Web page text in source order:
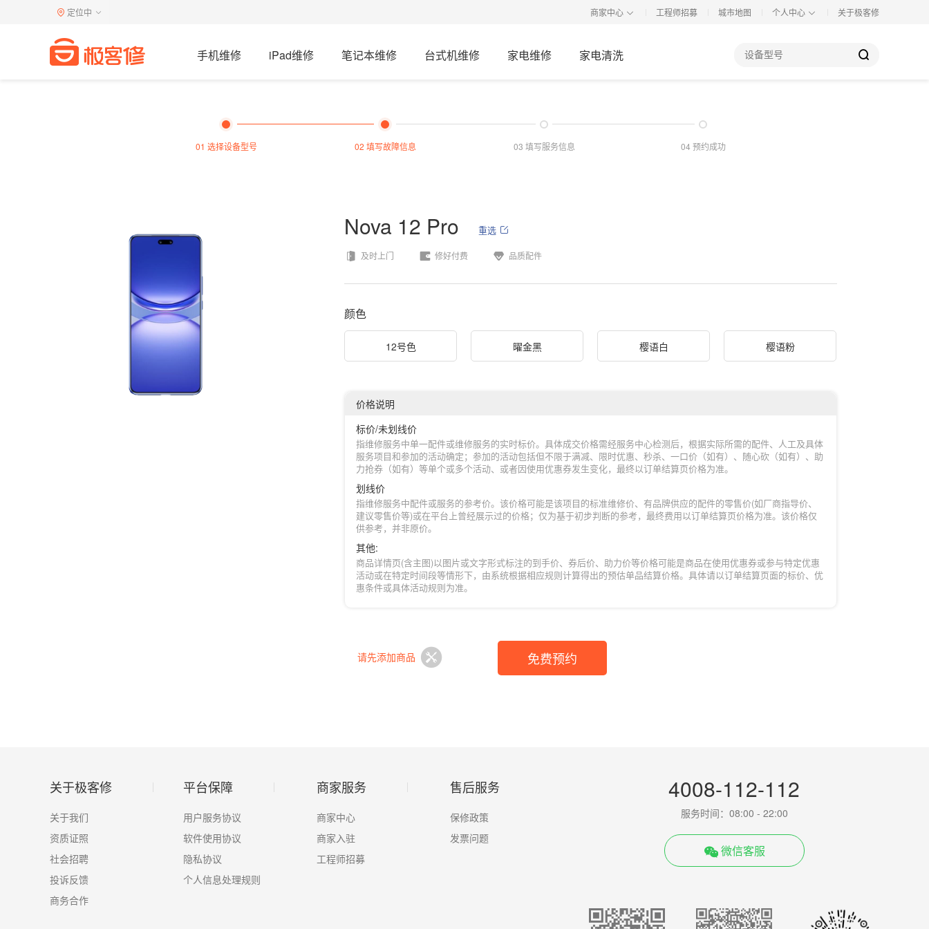
定位中 商家中心 工程师招募 城市地图 个人中心 关于极客修
手机维修 iPad维修 笔记本维修 台式机维修 家电维修 家电清洗
01 选择设备型号 02 填写故障信息 03 填写服务信息 04 预约成功
Nova 12 Pro 重选
及时上门 修好付费 品质配件
颜色
12号色 曜金黑 樱语白 樱语粉
价格说明
标价/未划线价
指维修服务中单一配件或维修服务的实时标价。具体成交价格需经服务中心检测后，根据实际所需的配件、人工及具体
服务项目和参加的活动确定；参加的活动包括但不限于满减、限时优惠、秒杀、一口价（如有）、随心砍（如有）、助
力抢券（如有）等单个或多个活动、或者因使用优惠券发生变化，最终以订单结算页价格为准。
划线价
指维修服务中配件或服务的参考价。该价格可能是该项目的标准维修价、有品牌供应的配件的零售价(如厂商指导价、
建议零售价等)或在平台上曾经展示过的价格；仅为基于初步判断的参考，最终费用以订单结算页价格为准。该价格仅
供参考，并非原价。
其他:
商品详情页(含主图)以图片或文字形式标注的到手价、券后价、助力价等价格可能是商品在使用优惠券或参与特定优惠
活动或在特定时间段等情形下，由系统根据相应规则计算得出的预估单品结算价格。具体请以订单结算页面的标价、优
惠条件或具体活动规则为准。
请先添加商品 免费预约
关于极客修
关于我们
资质证照
社会招聘
投诉反馈
商务合作
平台保障
用户服务协议
软件使用协议
隐私协议
个人信息处理规则
商家服务
商家中心
商家入驻
工程师招募
售后服务
保修政策
发票问题
4008-112-112
服务时间：08:00 - 22:00
微信客服